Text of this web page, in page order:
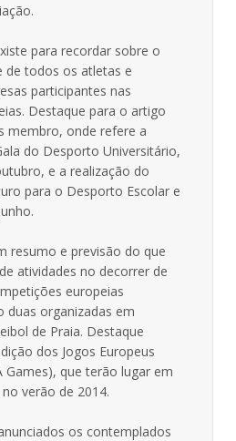
para recordar sobre o
de todos os atletas e
participantes nas
Destaque para o artigo
membro, onde refere a
do Desporto Universitário,
e a realização do
para o Desporto Escolar e
resumo e previsão do que
atividades no decorrer de
europeias
duas organizadas em
de Praia. Destaque
dos Jogos Europeus
Games), que terão lugar em
verão de 2014.
os contemplados